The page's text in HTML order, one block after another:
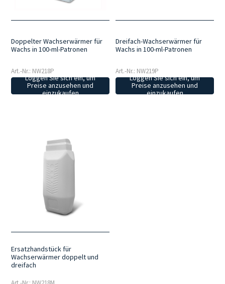
Doppelter Wachserwärmer für
Wachs in 100-ml-Patronen
Art.-Nr.: NW218P
Loggen Sie sich ein, um
Preise anzusehen und
einzukaufen
Dreifach-Wachserwärmer für
Wachs in 100-ml-Patronen
Art.-Nr.: NW219P
Loggen Sie sich ein, um
Preise anzusehen und
einzukaufen
Ersatzhandstück für
Wachserwärmer doppelt und
dreifach